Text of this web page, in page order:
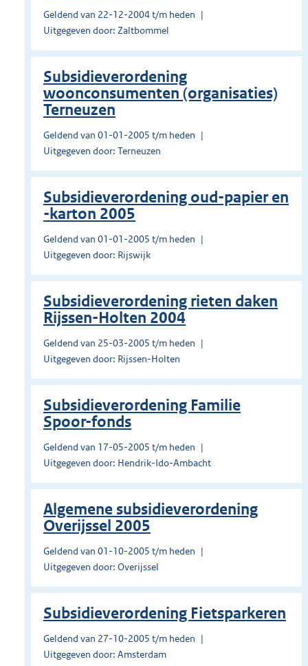
Geldend van 22-12-2004 t/m heden
Uitgegeven door: Zaltbommel
Subsidieverordening
woonconsumenten (organisaties)
Terneuzen
Geldend van 01-01-2005 t/m heden
Uitgegeven door: Terneuzen
Subsidieverordening oud-papier en
-karton 2005
Geldend van 01-01-2005 t/m heden
Uitgegeven door: Rijswijk
Subsidieverordening rieten daken
Rijssen-Holten 2004
Geldend van 25-03-2005 t/m heden
Uitgegeven door: Rijssen-Holten
Subsidieverordening Familie
Spoor-fonds
Geldend van 17-05-2005 t/m heden
Uitgegeven door: Hendrik-Ido-Ambacht
Algemene subsidieverordening
Overijssel 2005
Geldend van 01-10-2005 t/m heden
Uitgegeven door: Overijssel
Subsidieverordening Fietsparkeren
Geldend van 27-10-2005 t/m heden
Uitgegeven door: Amsterdam